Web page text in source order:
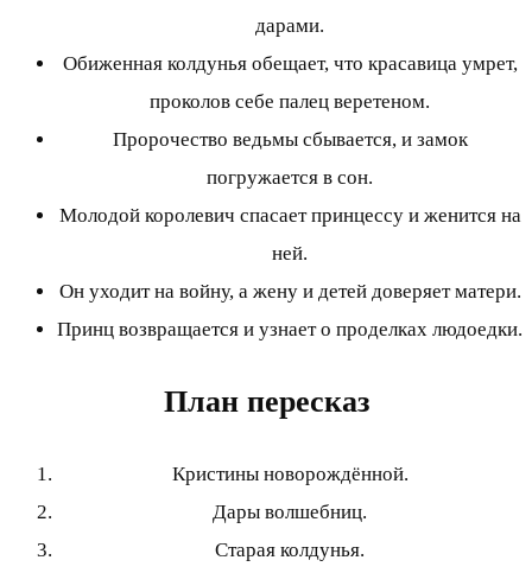
дарами.
Обиженная колдунья обещает, что красавица умрет,
проколов себе палец веретеном.
Пророчество ведьмы сбывается, и замок
погружается в сон.
Молодой королевич спасает принцессу и женится на
ней.
Он уходит на войну, а жену и детей доверяет матери.
Принц возвращается и узнает о проделках людоедки.
План пересказ
Кристины новорождённой.
Дары волшебниц.
Старая колдунья.